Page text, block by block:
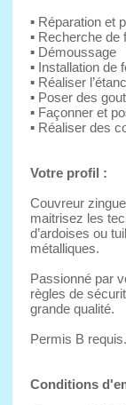
▪ Réparation et
▪ Recherche de
▪ Démoussage
▪ Installation de
▪ Réaliser
▪ Poser des
▪ Façonner et
▪ Réaliser des
Votre profil :
Couvreur
maitrisez les
d’ardoises ou
métalliques.
Passionné par
règles de
grande qualité.
Permis B requis.
Conditions